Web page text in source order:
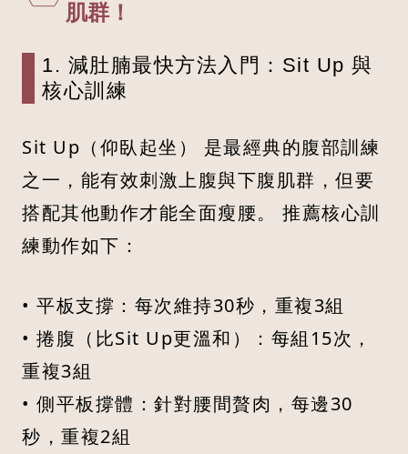
肌群！
1. 減肚腩最快方法入門：Sit Up 與
核心訓練
Sit Up（仰臥起坐） 是最經典的腹部訓練
之一，能有效刺激上腹與下腹肌群，但要
搭配其他動作才能全面瘦腰。 推薦核心訓
練動作如下：
• 平板支撐：每次維持30秒，重複3組
• 捲腹（比Sit Up更溫和）：每組15次，
重複3組
• 側平板撐體：針對腰間贅肉，每邊30
秒，重複2組